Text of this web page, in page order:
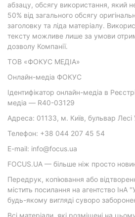
абзацу, обсягу використання, який
50% від загального обсягу
заголовку та ліда матеріалу.
тексту можливе лише за умови
дозволу Компанії.
ТОВ «ФОКУС МЕДІА»
Онлайн-медіа ФОКУС
Ідентифікатор онлайн-медіа в
медіа — R40-03129
Адреса: 01133, м. Київ, бульвар Лесі
Телефон: +38 044 207 45 54
E-mail: info@focus.ua
FOCUS.UA — більше ніж просто
Передрук, копіювання або
містить посилання на агентство ІнА
будь-якому вигляді суворо
Всі матеріали, які розміщені на